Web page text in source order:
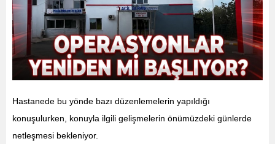
Hastanede bu yönde bazı düzenlemelerin yapıldığı
konuşulurken, konuyla ilgili gelişmelerin önümüzdeki günlerde
netleşmesi bekleniyor.